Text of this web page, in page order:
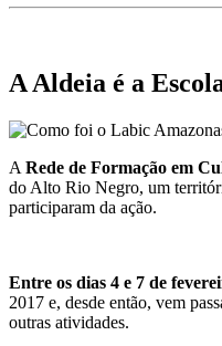
A Aldeia é a
A Rede de Formação em
do Alto Rio Negro, um
participaram da ação.
Entre os dias 4 e 7 de
2017 e, desde então, vem
outras atividades.